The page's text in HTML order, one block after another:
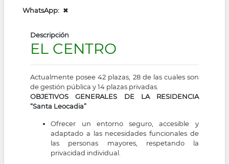
WhatsApp ✖
Descripción
EL CENTRO
Actualmente posee 42 plazas, 28 de las cuales son
de gestión pública y 14 plazas privadas.
OBJETIVOS GENERALES DE LA RESIDENCIA
“Santa Leocadia”
Ofrecer un entorno seguro, accesible y
adaptado a las necesidades funcionales de
las personas mayores, respetando la
privacidad individual.